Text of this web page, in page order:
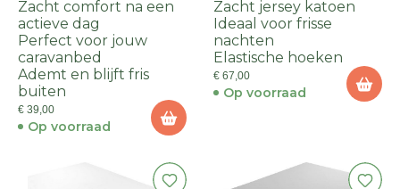
Zacht comfort na een
actieve dag
Perfect voor jouw
caravanbed
Ademt en blijft fris
buiten
€ 39,00
Op voorraad
Zacht jersey katoen
Ideaal voor frisse
nachten
Elastische hoeken
€ 67,00
Op voorraad